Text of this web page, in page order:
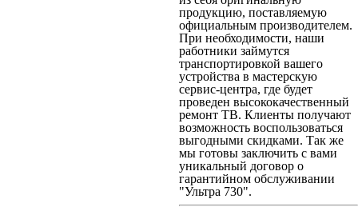
продукцию, поставляемую
официальным производителем.
При необходимости, наши
работники займутся
транспортировкой вашего
устройства в мастерскую
сервис-центра, где будет
проведен высококачественный
ремонт ТВ. Клиенты получают
возможность воспользоваться
выгодными скидками. Так же
мы готовы заключить с вами
уникальный договор о
гарантийном обслуживании
"Ультра 730".